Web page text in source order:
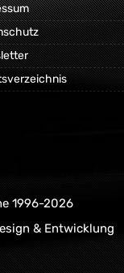
1996-2026
& Entwicklung